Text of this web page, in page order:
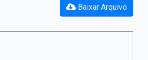
Secretaria de Obras
Secretaria de Saúde
Baixar Arquivo